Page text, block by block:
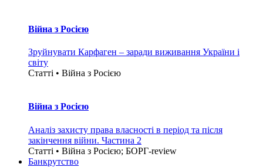
Війна з Росією
Зруйнувати Карфаген – заради виживання України і
світу
Статті • Війна з Росією
Війна з Росією
Аналіз захисту права власності в період та після
закінчення війни. Частина 2
Статті • Війна з Росією; БОРГ-review
Банкрутство